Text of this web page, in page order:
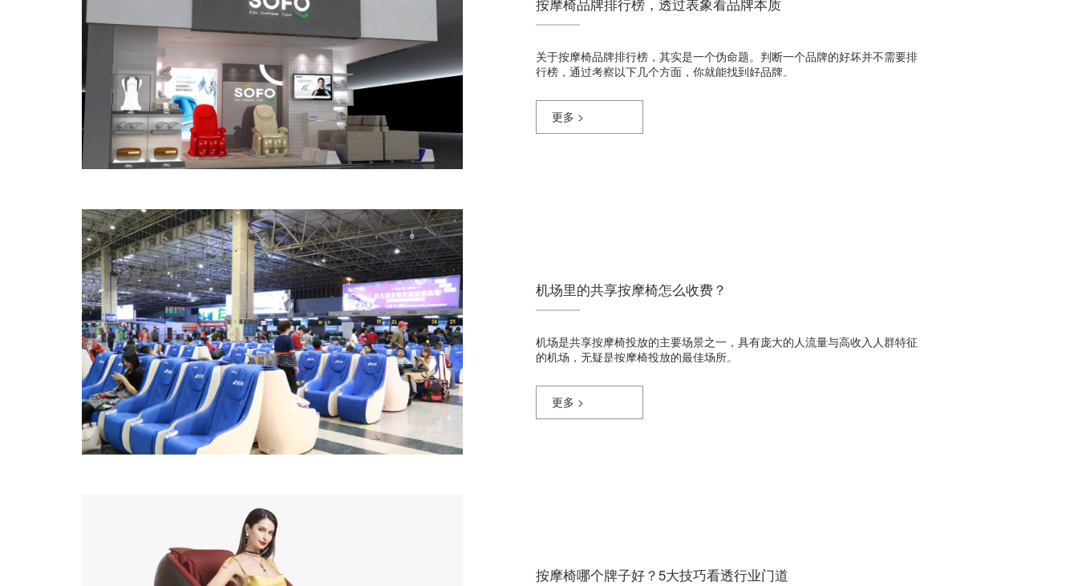
按摩椅品牌排行榜，透过表象看品牌本质
关于按摩椅品牌排行榜，其实是一个伪命题。判断一个品牌的好坏并不需要排
行榜，通过考察以下几个方面，你就能找到好品牌。
更多 >
机场里的共享按摩椅怎么收费？
机场是共享按摩椅投放的主要场景之一，具有庞大的人流量与高收入人群特征
的机场，无疑是按摩椅投放的最佳场所。
更多 >
按摩椅哪个牌子好？5大技巧看透行业门道